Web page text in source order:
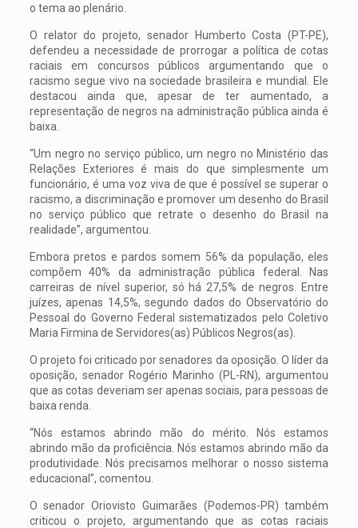
o tema ao plenário.
O relator do projeto, senador Humberto Costa (PT-PE),
defendeu a necessidade de prorrogar a política de cotas
raciais em concursos públicos argumentando que o
racismo segue vivo na sociedade brasileira e mundial. Ele
destacou ainda que, apesar de ter aumentado, a
representação de negros na administração pública ainda é
baixa.
“Um negro no serviço público, um negro no Ministério das
Relações Exteriores é mais do que simplesmente um
funcionário, é uma voz viva de que é possível se superar o
racismo, a discriminação e promover um desenho do Brasil
no serviço público que retrate o desenho do Brasil na
realidade”, argumentou.
Embora pretos e pardos somem 56% da população, eles
compõem 40% da administração pública federal. Nas
carreiras de nível superior, só há 27,5% de negros. Entre
juízes, apenas 14,5%, segundo dados do Observatório do
Pessoal do Governo Federal sistematizados pelo Coletivo
Maria Firmina de Servidores(as) Públicos Negros(as).
O projeto foi criticado por senadores da oposição. O líder da
oposição, senador Rogério Marinho (PL-RN), argumentou
que as cotas deveriam ser apenas sociais, para pessoas de
baixa renda.
“Nós estamos abrindo mão do mérito. Nós estamos
abrindo mão da proficiência. Nós estamos abrindo mão da
produtividade. Nós precisamos melhorar o nosso sistema
educacional”, comentou.
O senador Oriovisto Guimarães (Podemos-PR) também
criticou o projeto, argumentando que as cotas raciais